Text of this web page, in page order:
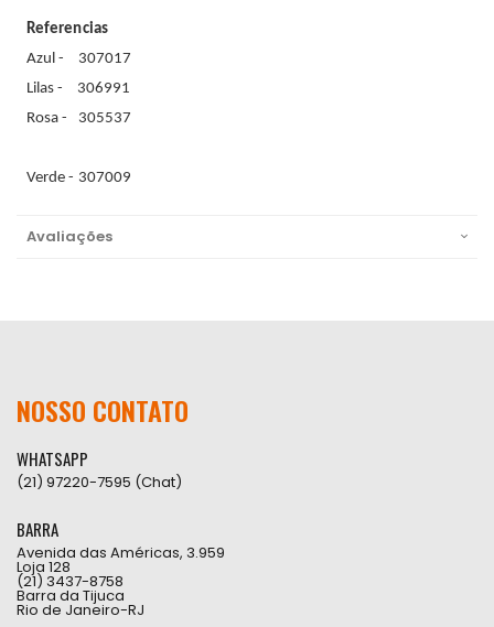
Referencias
Azul - 307017
Lilas - 306991
Rosa - 305537
Verde - 307009
Avaliações
NOSSO CONTATO
WHATSAPP
(21) 97220-7595 (Chat)
BARRA
Avenida das Américas, 3.959
Loja 128
(21) 3437-8758
Barra da Tijuca
Rio de Janeiro-RJ